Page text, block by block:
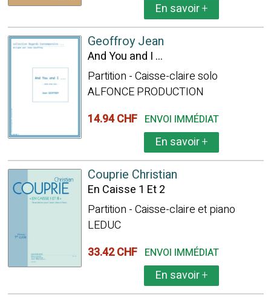
En savoir+
Geoffroy Jean
And You and I ...
Partition - Caisse-claire solo
ALFONCE PRODUCTION
14.94 CHF ENVOI IMMÉDIAT
En savoir+
Couprie Christian
En Caisse 1 Et 2
Partition - Caisse-claire et piano
LEDUC
33.42 CHF ENVOI IMMÉDIAT
En savoir+